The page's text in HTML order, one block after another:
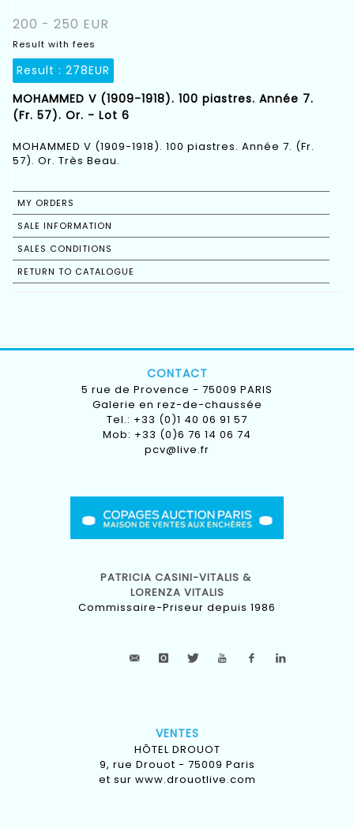
200 - 250 EUR
Result with fees
Result : 278EUR
MOHAMMED V (1909-1918). 100 piastres. Année 7.
(Fr. 57). Or. - Lot 6
MOHAMMED V (1909-1918). 100 piastres. Année 7. (Fr.
57). Or. Très Beau.
MY ORDERS
SALE INFORMATION
SALES CONDITIONS
RETURN TO CATALOGUE
CONTACT
5 rue de Provence - 75009 PARIS
Galerie en rez-de-chaussée
Tel.: +33 (0)1 40 06 91 57
Mob: +33 (0)6 76 14 06 74
pcv@live.fr
PATRICIA CASINI-VITALIS &
LORENZA VITALIS
Commissaire-Priseur depuis 1986
VENTES
HÔTEL DROUOT
9, rue Drouot - 75009 Paris
et sur www.drouotlive.com